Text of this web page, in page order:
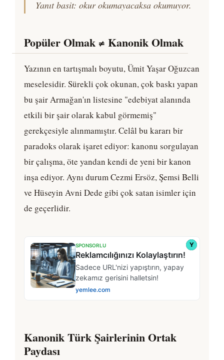
Yanıt basit: okur okumayacaksa okumuyor.
Popüler Olmak ≠ Kanonik Olmak
Yazının en tartışmalı boyutu, Ümit Yaşar Oğuzcan
meselesidir. Sürekli çok okunan, çok baskı yapan
bu şair Armağan'ın listesine "edebiyat alanında
etkili bir şair olarak kabul görmemiş"
gerekçesiyle alınmamıştır. Celâl bu kararı bir
paradoks olarak işaret ediyor: kanonu sorgulayan
bir çalışma, öte yandan kendi de yeni bir kanon
inşa ediyor. Aynı durum Cezmi Ersöz, Şemsi Belli
ve Hüseyin Avni Dede gibi çok satan isimler için
de geçerlidir.
Kanonik Türk Şairlerinin Ortak
Paydası